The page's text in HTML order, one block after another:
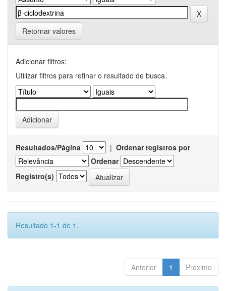
Retornar valores
Adicionar filtros:
Utilizar filtros para refinar o resultado de busca.
Resultados/Página | Ordenar registros por
Ordenar
Registro(s)
Resultado 1-1 de 1.
Anterior 1 Próximo